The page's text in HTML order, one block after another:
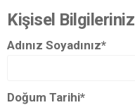
Kişisel Bilgileriniz
Adınız Soyadınız*
Doğum Tarihi*